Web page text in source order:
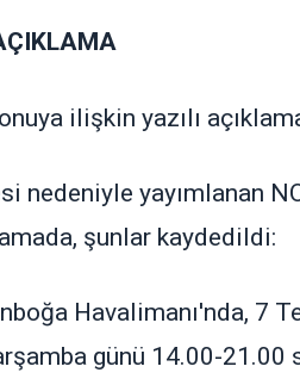
ilişkin yazılı
nedeniyle yayımlanan
şunlar kaydedildi:
Havalimanı'nda, 7
günü 14.00-